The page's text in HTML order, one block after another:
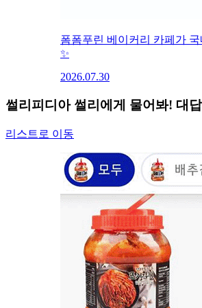
폼폼푸린 베이커리 카페가
✨
2026.07.30
썰리피디아 썰리에게 물어봐! 대
리스트로 이동